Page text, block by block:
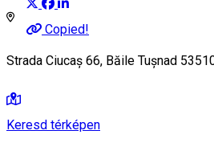
Copied!
Strada Ciucaș 66, Băile Tușnad
Keresd térképen